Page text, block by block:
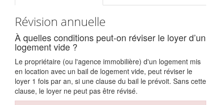
Révision annuelle
À quelles conditions peut-on réviser le loyer d’un
logement vide ?
Le propriétaire (ou l'agence immobilière) d'un logement mis
en location avec un bail de logement vide, peut réviser le
loyer 1 fois par an, si une clause du bail le prévoit. Sans cette
clause, le loyer ne peut pas être révisé.